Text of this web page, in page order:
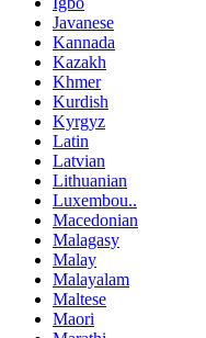
Javanese
Kannada
Kazakh
Khmer
Kurdish
Kyrgyz
Latin
Latvian
Lithuanian
Luxembou..
Macedonian
Malagasy
Malay
Malayalam
Maltese
Maori